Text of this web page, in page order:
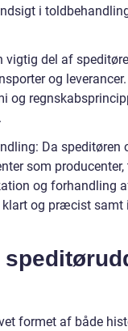
i
vigtig del af
og
og
Da speditøren
som
og forhandling
og præcist samt
formet af både